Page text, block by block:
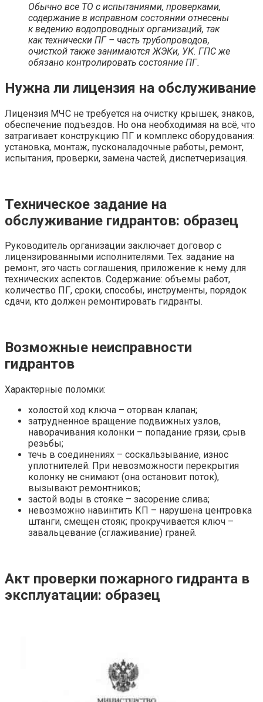
Обычно все ТО с испытаниями, проверками,
содержание в исправном состоянии отнесены
к ведению водопроводных организаций, так
как технически ПГ – часть трубопроводов,
очисткой также занимаются ЖЭКи, УК. ГПС же
обязано контролировать состояние ПГ.
Нужна ли лицензия на обслуживание
Лицензия МЧС не требуется на очистку крышек, знаков,
обеспечение подъездов. Но она необходимая на всё, что
затрагивает конструкцию ПГ и комплекс оборудования:
установка, монтаж, пусконаладочные работы, ремонт,
испытания, проверки, замена частей, диспетчеризация.
Техническое задание на
обслуживание гидрантов: образец
Руководитель организации заключает договор с
лицензированными исполнителями. Тех. задание на
ремонт, это часть соглашения, приложение к нему для
технических аспектов. Содержание: объемы работ,
количество ПГ, сроки, способы, инструменты, порядок
сдачи, кто должен ремонтировать гидранты.
Возможные неисправности
гидрантов
Характерные поломки:
холостой ход ключа – оторван клапан;
затрудненное вращение подвижных узлов,
наворачивания колонки – попадание грязи, срыв
резьбы;
течь в соединениях – соскальзывание, износ
уплотнителей. При невозможности перекрытия
колонку не снимают (она остановит поток),
вызывают ремонтников;
застой воды в стояке – засорение слива;
невозможно навинтить КП – нарушена центровка
штанги, смещен стояк; прокручивается ключ –
завальцевание (сглаживание) граней.
Акт проверки пожарного гидранта в
эксплуатации: образец